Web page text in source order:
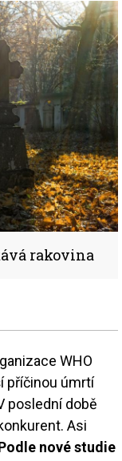
rakovina
WHO
příčinou úmrtí
poslední době
Asi
nové studie